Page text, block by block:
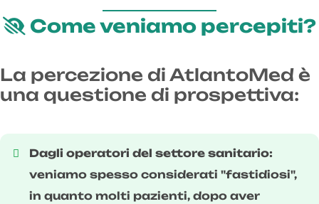
Come veniamo percepiti?
La percezione di AtlantoMed è
una questione di prospettiva:
Dagli operatori del settore sanitario:
veniamo spesso considerati "fastidiosi",
in quanto molti pazienti, dopo aver